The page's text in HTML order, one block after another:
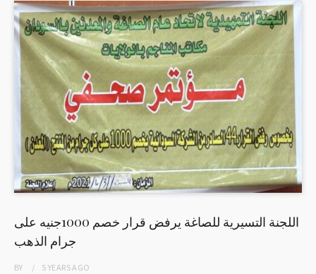
اللجنة التسيرية للصاغة يرفض قرار خصم 1000جنيه على
جرام الذهب
BY 5 YEARSAGO